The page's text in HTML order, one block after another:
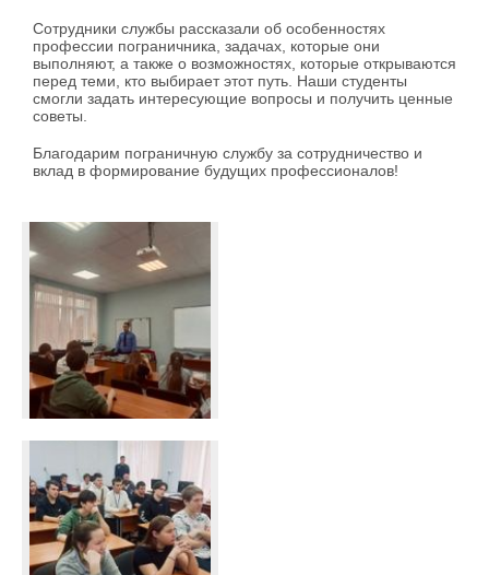
Сотрудники службы рассказали об особенностях
профессии пограничника, задачах, которые они
выполняют, а также о возможностях, которые открываются
перед теми, кто выбирает этот путь. Наши студенты
смогли задать интересующие вопросы и получить ценные
советы.
Благодарим пограничную службу за сотрудничество и
вклад в формирование будущих профессионалов!